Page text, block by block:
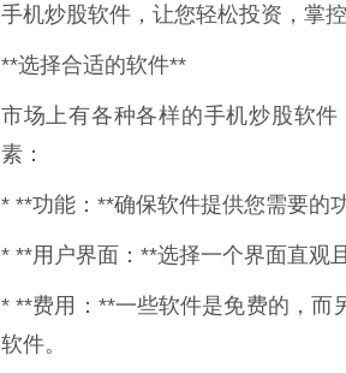
手机炒股软件，让您轻松投资，掌控
**选择合适的软件**
市场上有各种各样的手机炒股软
素：
* **功能：**确保软件提供您需要的
* **用户界面：**选择一个界面直观
* **费用：**一些软件是免费的，而
软件。